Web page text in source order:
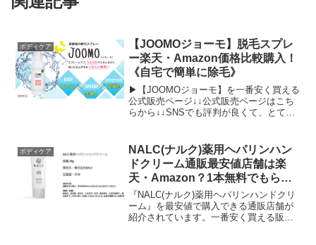
ボディケア
【JOOMOジョーモ】脱毛スプレ
ー楽天・Amazon価格比較購入！
《自宅で簡単に除毛》
▶【JOOMOジョーモ】を一番安く買える
公式販売ページ↓↓公式販売ページはこち
らから↓↓SNSでも評判が良くて、とても
でお手軽に脱毛サロン級のお手入れがで
きる、カミソリ...
ボディケア
NALC(ナルク)薬用ヘパリンハン
ドクリーム通販最安値店舗は楽
天・Amazon？1本無料でもらう
方法とは？
『NALC(ナルク)薬用ヘパリンハンドクリ
ーム』を最安値で購入できる通販店舗が
紹介されています。一番安く買える販売